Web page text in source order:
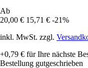
Ab
20,00 € 15,71 € -21%
inkl. MwSt. zzgl.
+0,79 € für Ihre nächste
Bestellung gutgeschrieben